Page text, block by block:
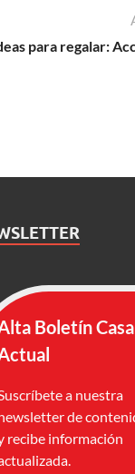
para regalar:
Boletín Casa
a nuestra
de
recibe información